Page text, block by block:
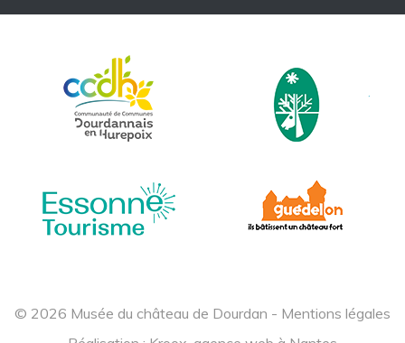
© 2026 Musée du château de Dourdan - Mentions légales